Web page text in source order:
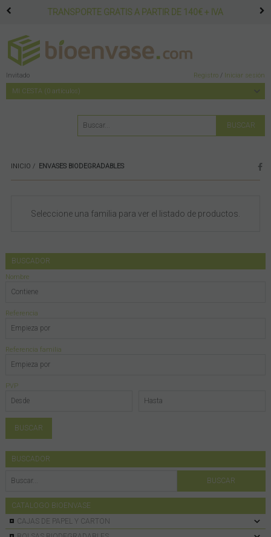
PEDIDO MÍNIMO 60€ + IVA
Invitado Registro / Iniciar sesión
MI CESTA
0 artículos
INICIO ENVASES BIODEGRADABLES
Seleccione una familia para ver el listado de productos.
BUSCADOR
Nombre
Referencia
Referencia familia
PVP
BUSCADOR
CATALOGO BIOENVASE
CAJAS DE PAPEL Y CARTON